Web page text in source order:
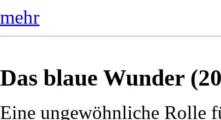
mehr
Das blaue Wunder
Eine ungewöhnliche Rolle